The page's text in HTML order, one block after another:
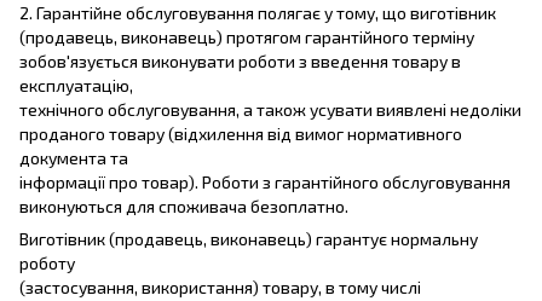
2. Гарантійне обслуговування полягає у тому, що виготівник
(продавець, виконавець) протягом гарантійного терміну
зобов'язується виконувати роботи з введення товару в
експлуатацію,
технічного обслуговування, а також усувати виявлені недоліки
проданого товару (відхилення від вимог нормативного
документа та
інформації про товар). Роботи з гарантійного обслуговування
виконуються для споживача безоплатно.
Виготівник (продавець, виконавець) гарантує нормальну
роботу
(застосування, використання) товару, в тому числі